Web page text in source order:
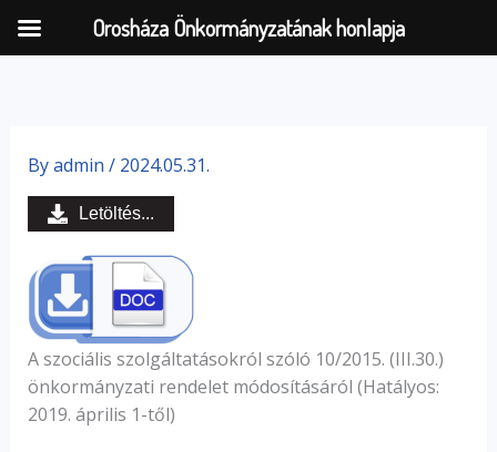
content
Byadmin / 2024.05.31.
A szociális szolgáltatásokról szóló 10/2015. (III.30.)
önkormányzati rendelet módosításáról (Hatályos:
2019. április 1-től)
Letöltés...
Orosháza Önkormányzatának honlapja